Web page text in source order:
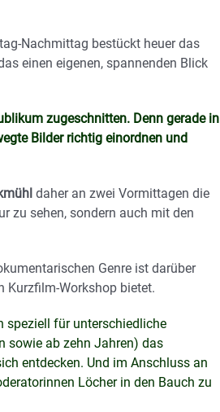
Nachmittag bestückt heuer das
einen eigenen, spannenden Blick
zugeschnitten. Denn gerade in
Bilder richtig einordnen und
daher an zwei Vormittagen die
zu sehen, sondern auch mit den
Genre ist darüber
Kurzfilm-Workshop bietet.
speziell für unterschiedliche
sowie ab zehn Jahren) das
entdecken. Und im Anschluss an
Löcher in den Bauch zu